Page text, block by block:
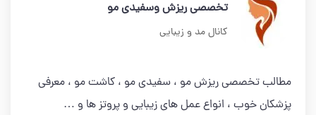
تخصصی ریزش وسفیدی مو
کانال مد و زیبایی
مطالب تخصصی ریزش مو ، سفیدی مو ، کاشت مو ، معرفی
پزشکان خوب ، انواع عمل های زیبایی و پروتز ها و …